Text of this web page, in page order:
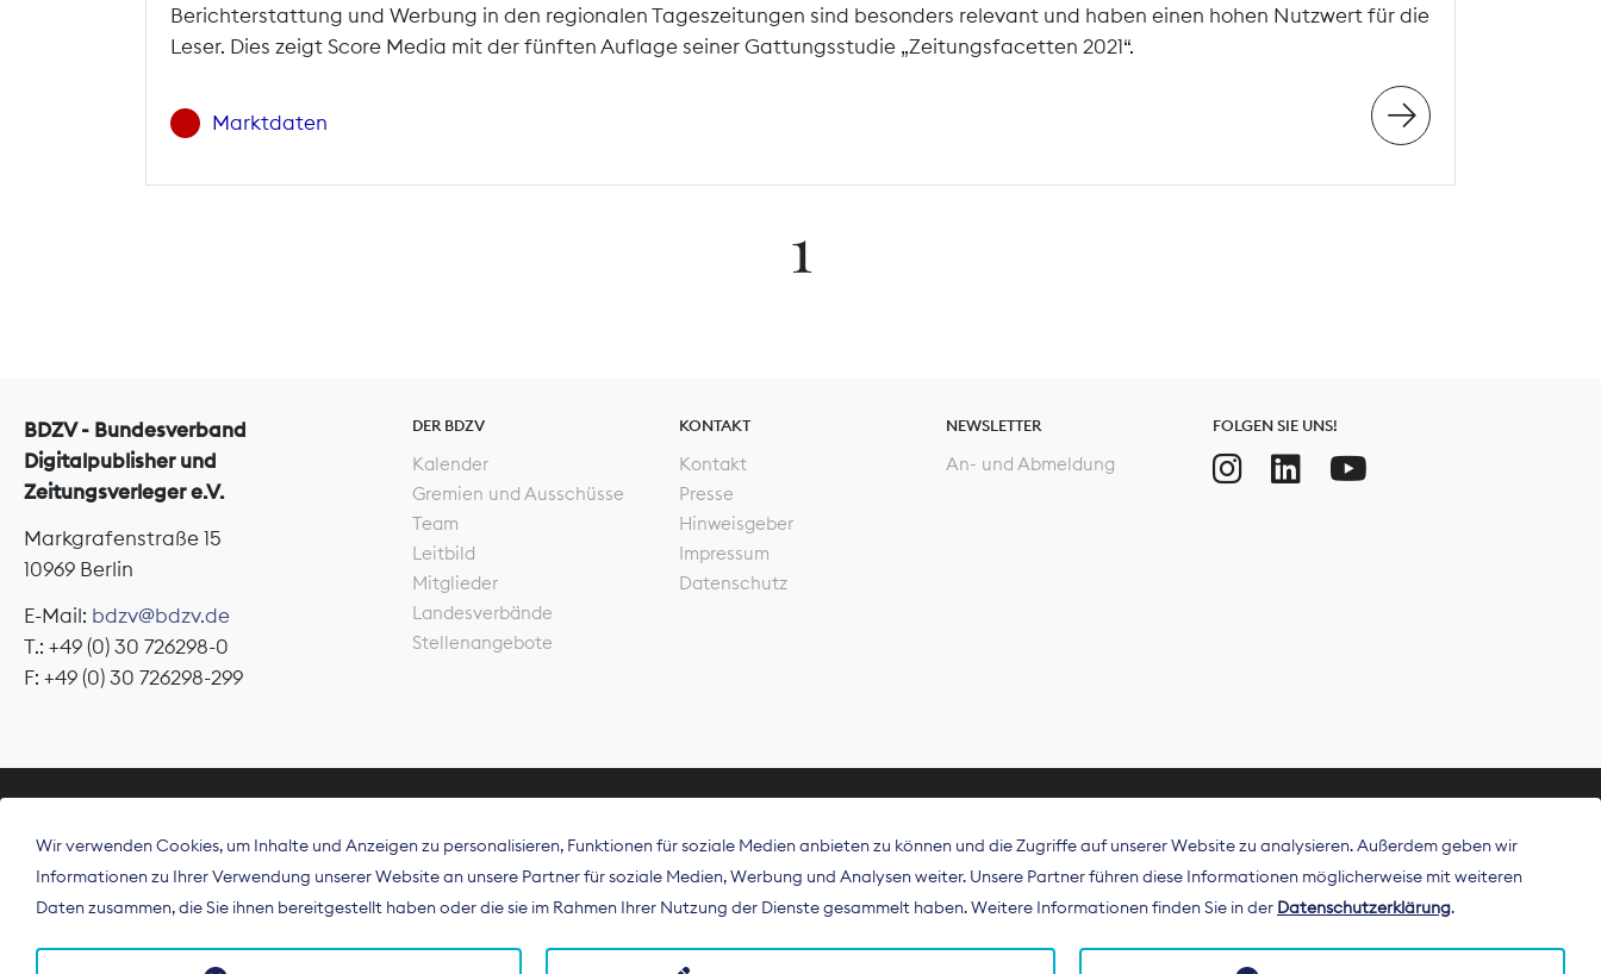
Berichterstattung und Werbung in den regionalen Tageszeitungen sind besonders relevant und haben einen hohen Nutzwert für die
Leser. Dies zeigt Score Media mit der fünften Auflage seiner Gattungsstudie „Zeitungsfacetten 2021“.
Marktdaten
1
BDZV - Bundesverband
Digitalpublisher und
Zeitungsverleger e.V.
Markgrafenstraße 15
10969 Berlin
E-Mail: bdzv@bdzv.de
T.: +49 (0) 30 726298-0
F: +49 (0) 30 726298-299
DER BDZV
Kalender
Gremien und Ausschüsse
Team
Leitbild
Mitglieder
Landesverbände
Stellenangebote
KONTAKT
Kontakt
Presse
Hinweisgeber
Impressum
Datenschutz
NEWSLETTER
An- und Abmeldung
FOLGEN SIE UNS!
Der Bundesverband Digitalpublisher und Zeitungsverleger (BDZV) vertritt als
Spitzenorganisation die Interessen der Zeitungsverlage und digitalen Publisher in
Deutschland und auf EU-Ebene.
Wir verwenden Cookies, um Inhalte und Anzeigen zu personalisieren, Funktionen für soziale Medien anbieten zu können und die Zugriffe auf unserer Website zu analysieren. Außerdem geben wir
Informationen zu Ihrer Verwendung unserer Website an unsere Partner für soziale Medien, Werbung und Analysen weiter. Unsere Partner führen diese Informationen möglicherweise mit weiteren
Daten zusammen, die Sie ihnen bereitgestellt haben oder die sie im Rahmen Ihrer Nutzung der Dienste gesammelt haben. Weitere Informationen finden Sie in der Datenschutzerklärung.